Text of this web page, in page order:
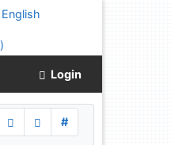
English
)
Login
#